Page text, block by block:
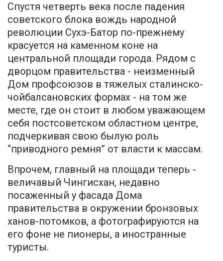
Спустя четверть века после падения
советского блока вождь народной
революции Сухэ-Батор по-прежнему
красуется на каменном коне на
центральной площади города. Рядом с
дворцом правительства - неизменный
Дом профсоюзов в тяжелых сталинско-
чойбалсановских формах - на том же
месте, где он стоит в любом уважающем
себя постсоветском областном центре,
подчеркивая свою былую роль
“приводного ремня” от власти к массам.
Впрочем, главный на площади теперь -
величавый Чингисхан, недавно
посаженный у фасада Дома
правительства в окружении бронзовых
ханов-потомков, а фотографируются на
его фоне не пионеры, а иностранные
туристы.